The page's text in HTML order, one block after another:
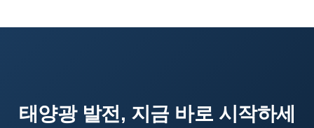
태양광 발전, 지금 바로 시작하세